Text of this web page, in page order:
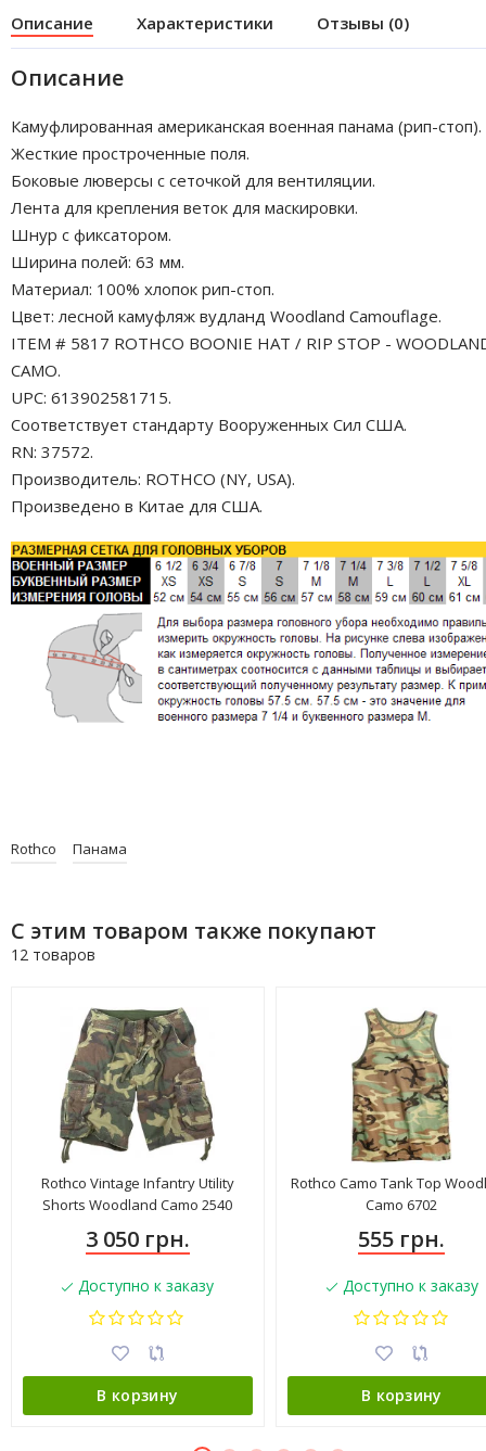
Описание Характеристики Отзывы (0)
Описание
Камуфлированная американская военная панама (рип-стоп).
Жесткие простроченные поля.
Боковые люверсы с сеточкой для вентиляции.
Лента для крепления веток для маскировки.
Шнур с фиксатором.
Ширина полей: 63 мм.
Материал: 100% хлопок рип-стоп.
Цвет: лесной камуфляж вудланд Woodland Camouflage.
ITEM # 5817 ROTHCO BOONIE HAT / RIP STOP -
CAMO.
UPC: 613902581715.
Соответствует стандарту Вооруженных Сил США.
RN: 37572.
Производитель: ROTHCO (NY, USA).
Произведено в Китае для США.
Rothco Панама
С этим товаром также покупают
12 товаров
Rothco Vintage Infantry Utility
Shorts Woodland Camo 2540
3 050 грн.
Доступно к заказу
В корзину
Rothco Camo Tank Top
Camo 6702
555 грн.
Доступно к заказу
В корзину